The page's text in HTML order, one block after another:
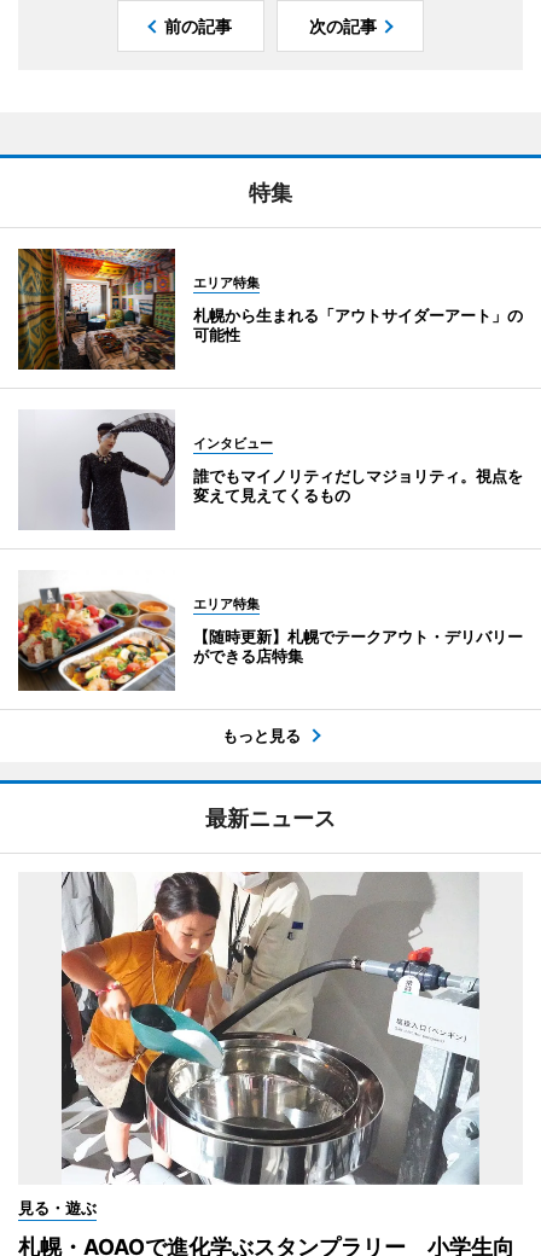
前の記事 次の記事
特集
エリア特集
札幌から生まれる「アウトサイダーアート」の
可能性
インタビュー
誰でもマイノリティだしマジョリティ。視点を
変えて見えてくるもの
エリア特集
【随時更新】札幌でテークアウト・デリバリー
ができる店特集
もっと見る
最新ニュース
見る・遊ぶ
札幌・AOAOで進化学ぶスタンプラリー 小学生向